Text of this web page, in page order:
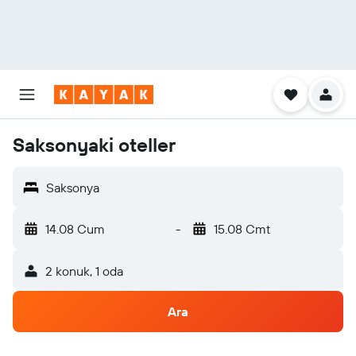
Saksonyaki oteller
Saksonya
14.08 Cum - 15.08 Cmt
2 konuk, 1 oda
Ara